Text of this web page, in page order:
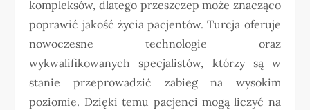
kompleksów, dlatego przeszczep może znacząco
poprawić jakość życia pacjentów. Turcja oferuje
nowoczesne technologie oraz
wykwalifikowanych specjalistów, którzy są w
stanie przeprowadzić zabieg na wysokim
poziomie. Dzięki temu pacjenci mogą liczyć na